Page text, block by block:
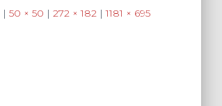
| 50 × 50 | 272 × 182 | 1181 × 695